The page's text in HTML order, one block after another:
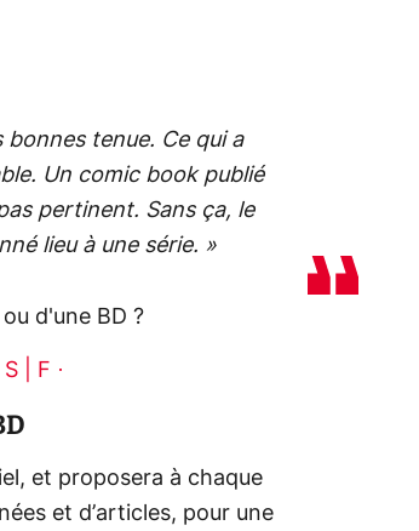
tenue. Ce qui a
Un comic book publié
pertinent. Sans ça, le
lieu à une série. »
d'une BD ?
| F ·
et proposera à chaque
et d’articles, pour une